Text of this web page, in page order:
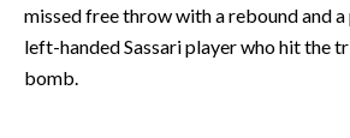
VIDEO
missed free throw with a rebound and a
left-handed Sassari player who hit the
bomb.